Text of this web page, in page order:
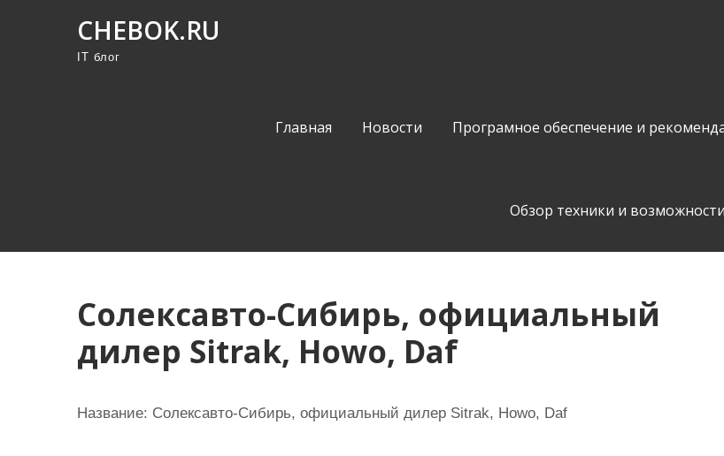
CHEBOK.RU
IT блог
Главная Новости Програмное обеспечение и
Обзор техники и возможности
Солексавто-Сибирь, официальный
дилер Sitrak, Howo, Daf
Название: Солексавто-Сибирь, официальный дилер Sitrak, Howo, Daf